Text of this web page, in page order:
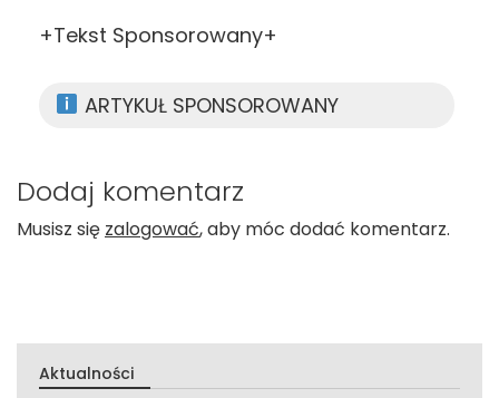
+Tekst Sponsorowany+
ARTYKUŁ SPONSOROWANY
Dodaj komentarz
Musisz się zalogować, aby móc dodać komentarz.
Aktualności